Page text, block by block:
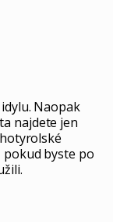
Naopak
najdete jen
pokud byste po